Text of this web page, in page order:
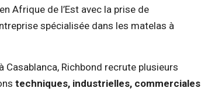
Afrique de l’Est avec la prise de
spécialisée dans les matelas à
Richbond recrute plusieurs
techniques, industrielles, commerciales